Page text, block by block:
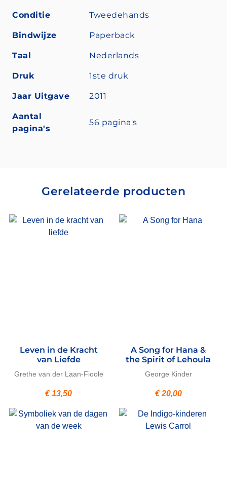
Conditie Tweedehands
Bindwijze Paperback
Taal Nederlands
Druk 1ste druk
Jaar Uitgave 2011
Aantal
pagina's
56 pagina's
Gerelateerde producten
Leven in de Kracht
van Liefde
Grethe van der Laan-Fioole
€13,50
A Song for Hana &
the Spirit of Lehoula
George Kinder
€20,00